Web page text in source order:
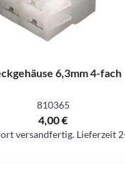
6,3mm 4-fach
810365
4,00 €
versandfertig. Lieferzeit